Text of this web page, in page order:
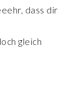
dass dir
gleich